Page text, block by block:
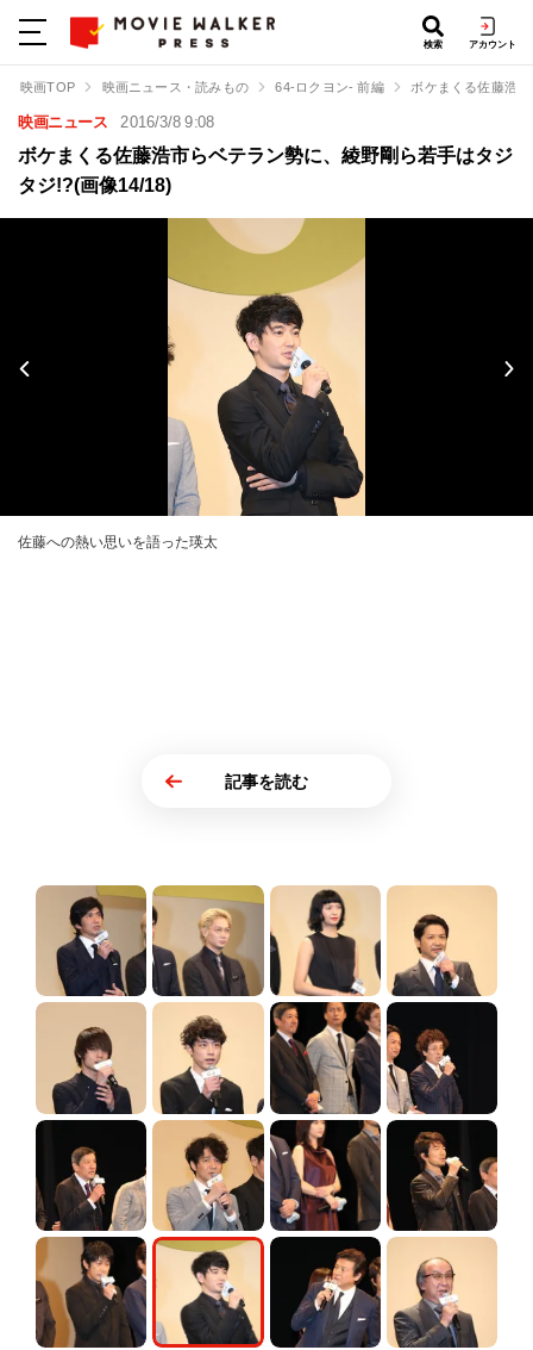
検索 アカウント
映画TOP 映画ニュース・読みもの 64-ロクヨン- 前編 ボケまくる佐藤浩
映画ニュース 2016/3/8 9:08
ボケまくる佐藤浩市らベテラン勢に、綾野剛ら若手はタジ
タジ!?(画像14/18)
佐藤への熱い思いを語った瑛太
記事を読む